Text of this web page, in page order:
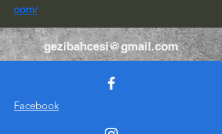
com/
gezibahcesi@gmail.com
Facebook